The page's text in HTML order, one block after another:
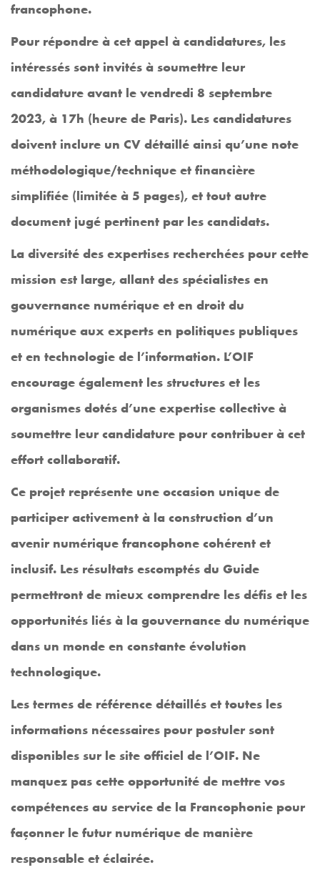
francophone.
Pour répondre à cet appel à candidatures, les
intéressés sont invités à soumettre leur
candidature avant le vendredi 8 septembre
2023, à 17h (heure de Paris). Les candidatures
doivent inclure un CV détaillé ainsi qu’une note
méthodologique/technique et financière
simplifiée (limitée à 5 pages), et tout autre
document jugé pertinent par les candidats.
La diversité des expertises recherchées pour cette
mission est large, allant des spécialistes en
gouvernance numérique et en droit du
numérique aux experts en politiques publiques
et en technologie de l’information. L’OIF
encourage également les structures et les
organismes dotés d’une expertise collective à
soumettre leur candidature pour contribuer à cet
effort collaboratif.
Ce projet représente une occasion unique de
participer activement à la construction d’un
avenir numérique francophone cohérent et
inclusif. Les résultats escomptés du Guide
permettront de mieux comprendre les défis et les
opportunités liés à la gouvernance du numérique
dans un monde en constante évolution
technologique.
Les termes de référence détaillés et toutes les
informations nécessaires pour postuler sont
disponibles sur le site officiel de l’OIF. Ne
manquez pas cette opportunité de mettre vos
compétences au service de la Francophonie pour
façonner le futur numérique de manière
responsable et éclairée.